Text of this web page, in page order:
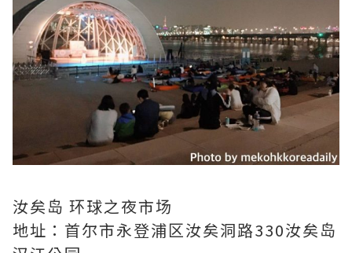
汝矣岛 环球之夜市场
地址：首尔市永登浦区汝矣洞路330汝矣岛